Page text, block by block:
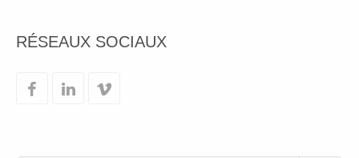
RÉSEAUX SOCIAUX